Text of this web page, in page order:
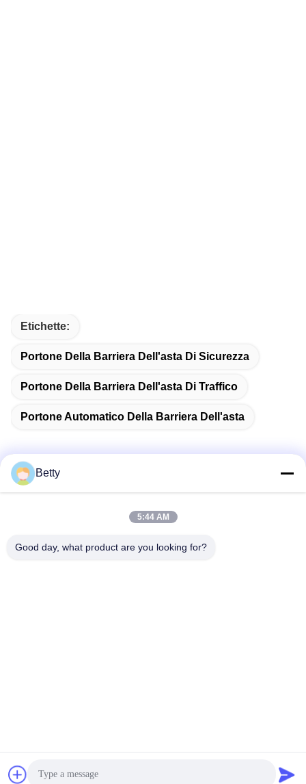
Etichette:
Portone Della Barriera Dell'asta Di Sicurezza
Portone Della Barriera Dell'asta Di Traffico
Portone Automatico Della Barriera Dell'asta
No. 106, strada del sud di Tangtian, città di Tangxia,
2026 Guangdong Ankuai Intelligent Technology Co., Ltd. . Tutti i
Betty
5:44 AM
Good day, what product are you looking for?